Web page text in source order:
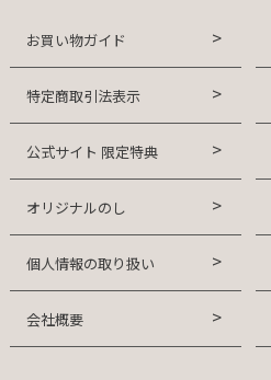
お買い物ガイド
特定商取引法表示
公式サイト 限定特典
オリジナルのし
個人情報の取り扱い
会社概要